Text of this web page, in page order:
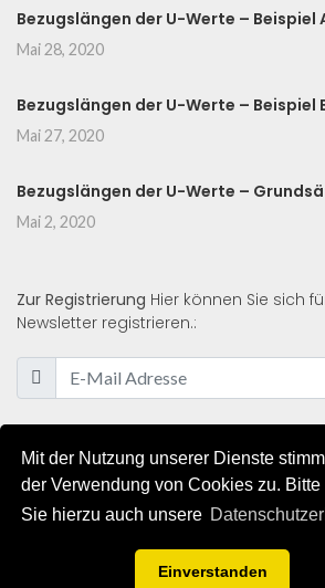
Mit der Nutzung unserer Dienste
der Verwendung von Cookies zu. Bitte
Sie hierzu auch unsere
Einverstanden
Bezugslängen der U-Werte – Beispiel
Mai 28, 2020
Bezugslängen der U-Werte –
Mai 27, 2020
Bezugslängen der U-Werte –
Mai 2, 2020
Zur Registrierung Hier können Sie sich
Newsletter registrieren.:
© 2019 - 2021 - Alle Rechte von
AGB/